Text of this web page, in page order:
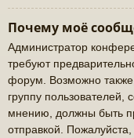
Почему моё
Администратор
требуют
форум. Возможно
группу пользователей,
мнению, должны быть
отправкой.